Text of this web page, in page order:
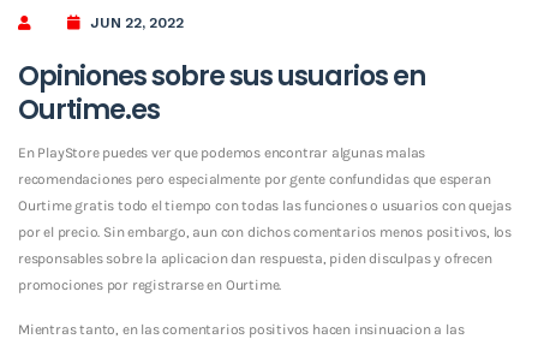
JUN 22, 2022
Opiniones sobre sus usuarios en
Ourtime.es
En PlayStore puedes ver que podemos encontrar algunas malas
recomendaciones pero especialmente por gente confundidas que esperan
Ourtime gratis todo el tiempo con todas las funciones o usuarios con quejas
por el precio. Sin embargo, aun con dichos comentarios menos positivos, los
responsables sobre la aplicacion dan respuesta, piden disculpas y ofrecen
promociones por registrarse en Ourtime.
Mientras tanto, en las comentarios positivos hacen insinuacion a las